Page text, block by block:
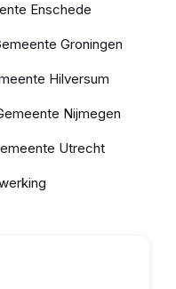
Enschede
Groningen
Hilversum
Nijmegen
Utrecht